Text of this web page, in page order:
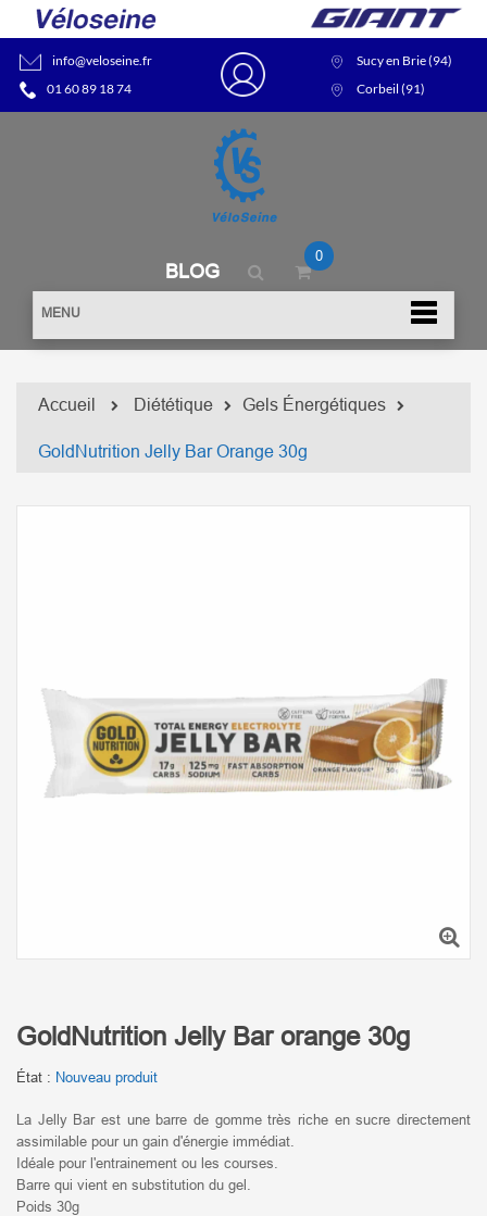
info@veloseine.fr
01 60 89 18 74
Sucy en Brie (94)
Corbeil (91)
BLOG
0
MENU
Accueil Diététique Gels Énergétiques
GoldNutrition Jelly Bar Orange 30g
GoldNutrition Jelly Bar orange 30g
État : Nouveau produit
La Jelly Bar est une barre de gomme très riche en sucre directement
assimilable pour un gain d'énergie immédiat.
Idéale pour l'entrainement ou les courses.
Barre qui vient en substitution du gel.
Poids 30g